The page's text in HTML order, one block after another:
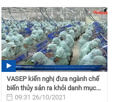
VASEP kiến nghị đưa ngành chế
biến thủy sản ra khỏi danh mục...
09:31 26/10/2021